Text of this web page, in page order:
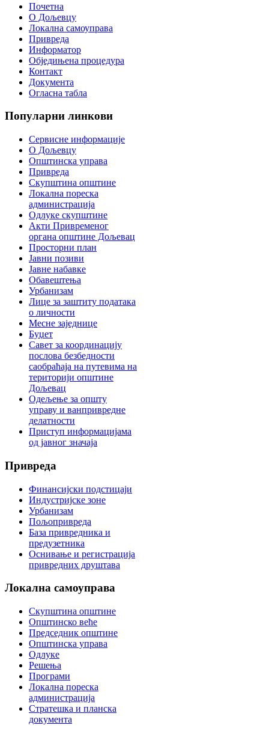
Почетна
О Дољевцу
Локална самоуправа
Привреда
Информатор
Обједињена процедура
Контакт
Документа
Огласна табла
Популарни линкови
Сервисне информације
О Дољевцу
Општинска управа
Привреда
Скупштина општине
Локална пореска
администрација
Одлуке скупштине
Акти Привременог
органа општине Дољевац
Просторни план
Јавни позиви
Јавне набавке
Обавештења
Урбанизам
Лице за заштиту података
о личности
Месне заједнице
Буџет
Савет за координацију
послова безбедности
саобраћаја на путевима на
територији општине
Дољевац
Одељење за општу
управу и ванпривредне
делатности
Приступ информацијама
од јавног значаја
Привреда
Финансијски подстицаји
Индустријске зоне
Урбанизам
Пољопривреда
База привредника и
предузетника
Оснивање и регистрација
привредних друштава
Локална самоуправа
Скупштина општине
Општинско веће
Председник општине
Општинска управа
Одлуке
Решења
Програми
Локална пореска
администрација
Стратешка и планска
документа